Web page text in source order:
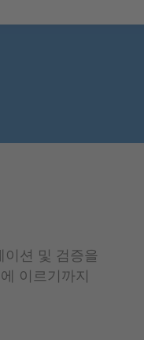
이션 및 검증을
이르기까지